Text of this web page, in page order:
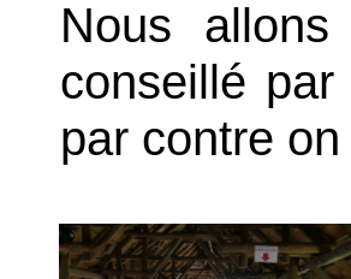
Nous
conseillé
par contre